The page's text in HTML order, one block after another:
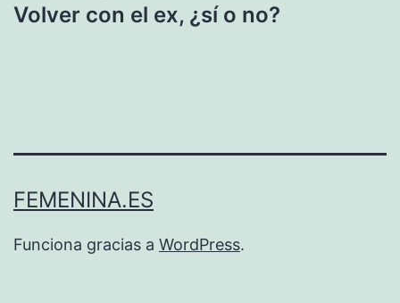
Volver con el ex, ¿sí o no?
FEMENINA.ES
Funciona gracias a WordPress.